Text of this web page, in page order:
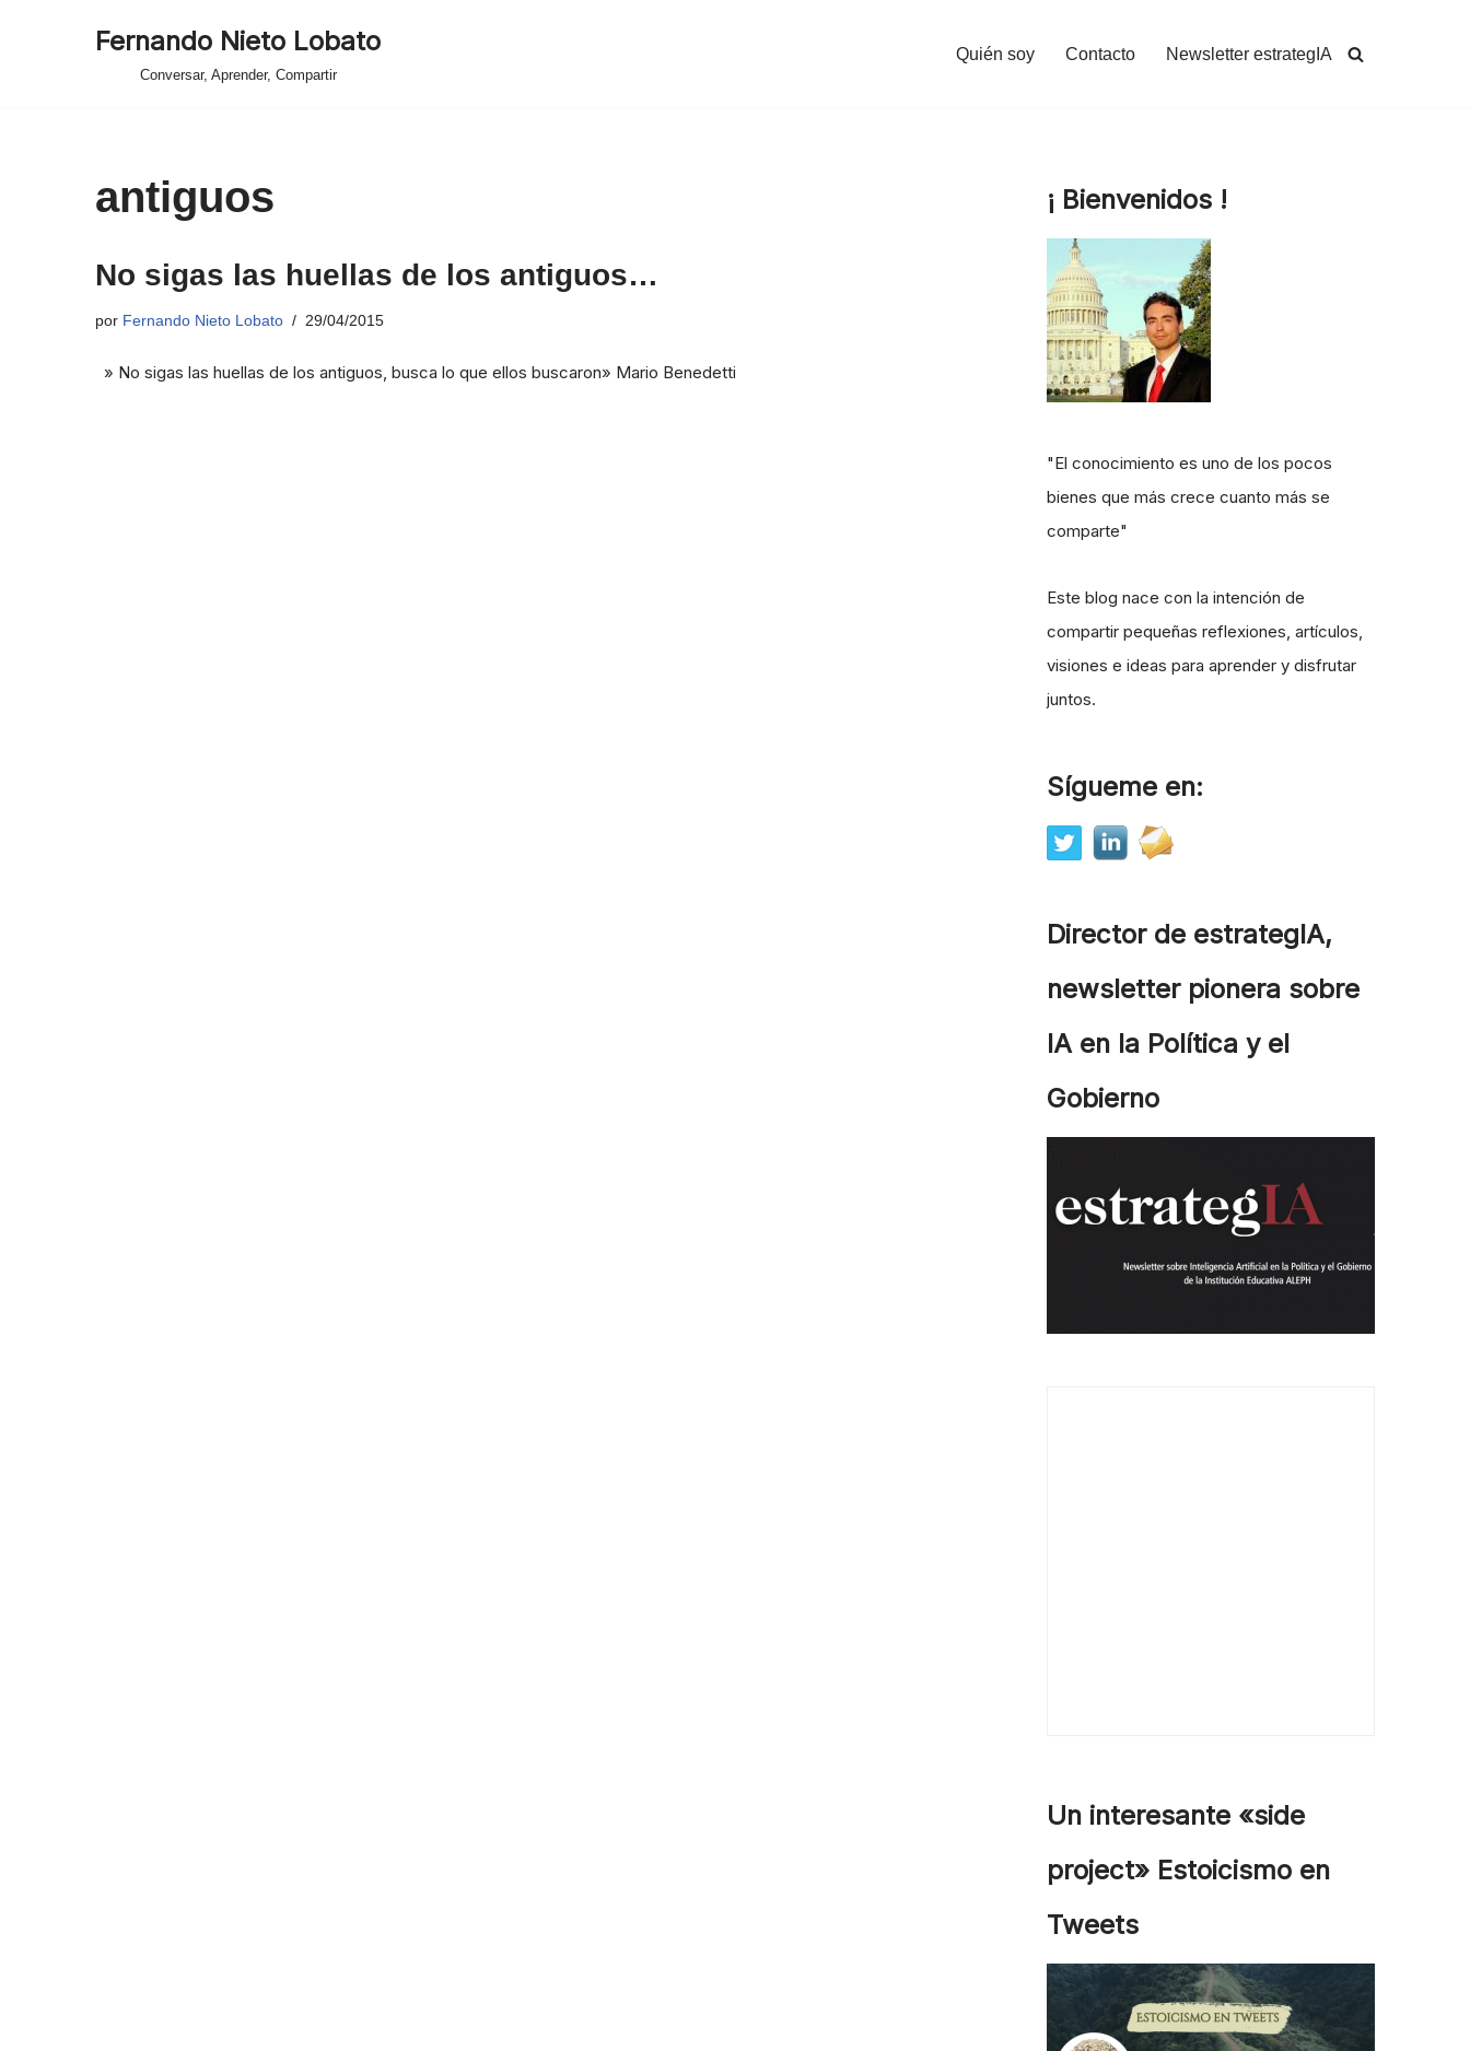
Fernando Nieto Lobato
Conversar, Aprender, Compartir
Quién soy Contacto Newsletter estrategIA
antiguos
No sigas las huellas de los antiguos…
por Fernando Nieto Lobato 29/04/2015
» No sigas las huellas de los antiguos, busca lo que ellos buscaron» Mario Benedetti
¡ Bienvenidos !
"El conocimiento es uno de los pocos
bienes que más crece cuanto más se
comparte"
Este blog nace con la intención de
compartir pequeñas reflexiones, artículos,
visiones e ideas para aprender y disfrutar
juntos.
Sígueme en:
Director de estrategIA,
newsletter pionera sobre
IA en la Política y el
Gobierno
Un interesante «side
project» Estoicismo en
Tweets